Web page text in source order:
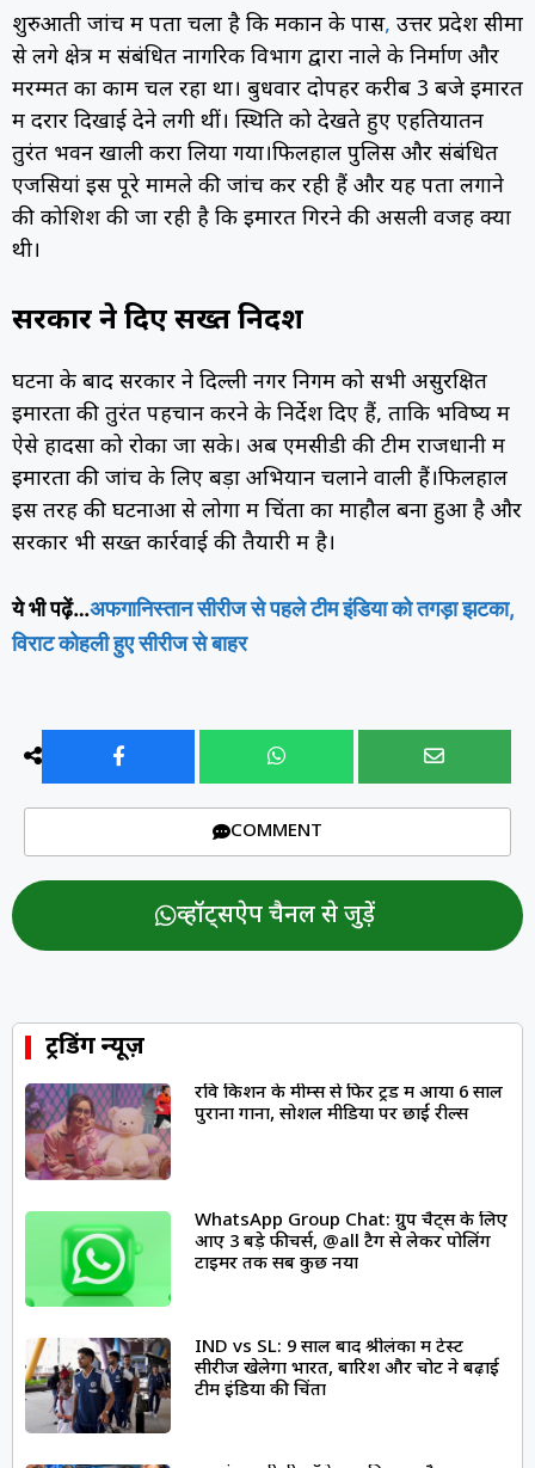
शुरुआती जांच में पता चला है कि मकान के पास, उत्तर प्रदेश सीमा
से लगे क्षेत्र में संबंधित नागरिक विभाग द्वारा नाले के निर्माण और
मरम्मत का काम चल रहा था। बुधवार दोपहर करीब 3 बजे इमारत
में दरारें दिखाई देने लगी थीं। स्थिति को देखते हुए एहतियातन
तुरंत भवन खाली करा लिया गया।फिलहाल पुलिस और संबंधित
एजेंसियां इस पूरे मामले की जांच कर रही हैं और यह पता लगाने
की कोशिश की जा रही है कि इमारत गिरने की असली वजह क्या
थी।
सरकार ने दिए सख्त निर्देश
घटना के बाद सरकार ने दिल्ली नगर निगम को सभी असुरक्षित
इमारतों की तुरंत पहचान करने के निर्देश दिए हैं, ताकि भविष्य में
ऐसे हादसों को रोका जा सके। अब एमसीडी की टीमें राजधानी में
इमारतों की जांच के लिए बड़ा अभियान चलाने वाली हैं।फिलहाल
इस तरह की घटनाओं से लोगों में चिंता का माहौल बना हुआ है और
सरकार भी सख्त कार्रवाई की तैयारी में है।
ये भी पढ़ें…अफगानिस्तान सीरीज से पहले टीम इंडिया को तगड़ा झटका,
विराट कोहली हुए सीरीज से बाहर
COMMENT
व्हॉट्सऐप चैनल से जुड़ें
ट्रेंडिंग न्यूज़
रवि किशन के मीम्स से फिर ट्रेंड में आया 6 साल
पुराना गाना, सोशल मीडिया पर छाईं रील्स
WhatsApp Group Chat: ग्रुप चैट्स के लिए
आए 3 बड़े फीचर्स, @all टैग से लेकर पोलिंग
टाइमर तक सब कुछ नया
IND vs SL: 9 साल बाद श्रीलंका में टेस्ट
सीरीज खेलेगा भारत, बारिश और चोट ने बढ़ाई
टीम इंडिया की चिंता